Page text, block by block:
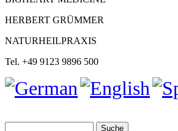
HERBERT GRÜMMER
NATURHEILPRAXIS
Tel. +49 9123 9896 500